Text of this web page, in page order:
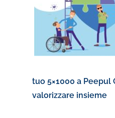
tuo 5×1000 a Peepul
le